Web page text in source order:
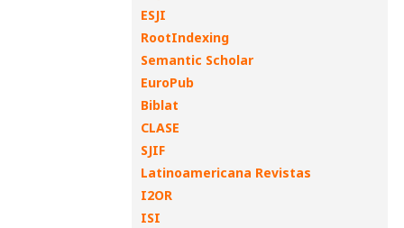
ESJI
RootIndexing
Semantic Scholar
EuroPub
Biblat
CLASE
SJIF
Latinoamericana Revistas
I2OR
ISI